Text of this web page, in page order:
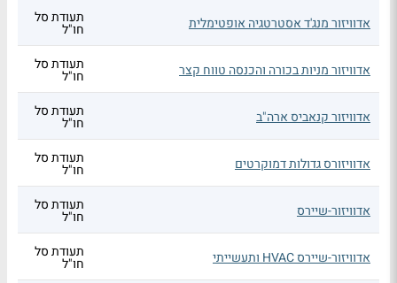
אדוויזור מנג'ד אסטרטגיה אופטימלית תעודת סל
חו"ל
אדוויזור מניות בכורה והכנסה טווח קצר תעודת סל
חו"ל
אדוויזור קנאביס ארה"ב תעודת סל
חו"ל
אדוויזורס גדולות דמוקרטים תעודת סל
חו"ל
אדוויזור-שיירס תעודת סל
חו"ל
אדוויזור-שיירס HVAC ותעשייתי תעודת סל
חו"ל